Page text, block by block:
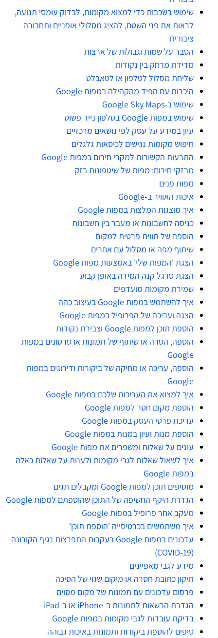
שימוש בשכבות כדי למצוא מקומות, לבדוק עומסי תנועה,
לראות את פני השטח, להציג מסלולי אופניים ותחבורה
ציבורית
הסבר על שמות וגבולות של ארצות
מדידת מרחק בין נקודות
שליחת מסלול לטלפון או לטאבלט
היכרות עם הפיד מהקהילה במפות Google
שימוש ב-Google Sky Maps
שימוש במפות Google בטלפון נייד פשוט
עיון במידע על עסק לפי נושאים מרכזיים
חיפוש מקומות נגישים לכיסאות גלגלים
התרעות הקשורות למקרי חירום במפות Google
מבזקי חירום: מפות של שיטפונות בזק
מפות פנים
איכות האוויר ב-Google
איך מוצגות המלצות במפות Google
כניסה לחשבונות או מעבר בין חשבונות
הוספה של תווית פרטית למקום
שיתוף מפה או מסלול עם אחרים
הצגת 'המפות שלי' באמצעות מפות Google
הצגת סרגל קנה המידה באופן קבוע
שמירת מקומות מועדפים
איך להשתמש במפות Google בעיצוב כהה
הצגה ועריכה של הפרופיל במפות Google
הוספת תוכן למפות Google וצבירת נקודות
הוספה, הסרה או שיתוף של תמונות או סרטונים במפות
Google
הוספה, עריכה או מחיקה של ביקורות ודירוגים במפות
Google
איך למצוא את העריכות שלכם במפות Google
הוספת מקום חסר למפות Google
עריכת פרטי העסק במפות Google
הוספת מנות ועיון במנות במפות Google
עונים על שאלות ומשפרים את מפות Google
איך לשאול שאלות לגבי מקומות ולענות על שאלות כאלה
במפות Google
מוסיפים תוכן למפות Google ומקבלים תגים
הגדרת היקף החשיפה של התוכן שהוספתם למפות Google
מעקב אחר פרופיל במפות Google
איך משתמשים בכרטיסייה 'הוספת תוכן'
עדכונים במפות Google בעקבות התפרצות נגיף הקורונה
(COVID-19)
מידע לגבי מאפיינים
תיקון כתובת חסרה או מיקום שגוי של הסיכה
פרסום עדכונים עם תמונות של מקום מסוים
הגדרת הרשאות לתמונות ב-iPhone או ב-iPad
בדיקת עובדות לגבי מקומות במפות Google
טיפים להוספת ביקורות ותמונות באיכות גבוהה